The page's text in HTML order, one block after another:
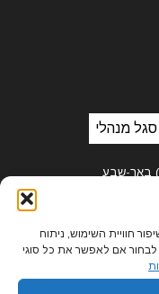
חוויית השימוש, ניתוח
לבחור אם לאפשר את כל סוגי
סגל מנהלי
באר-שבע